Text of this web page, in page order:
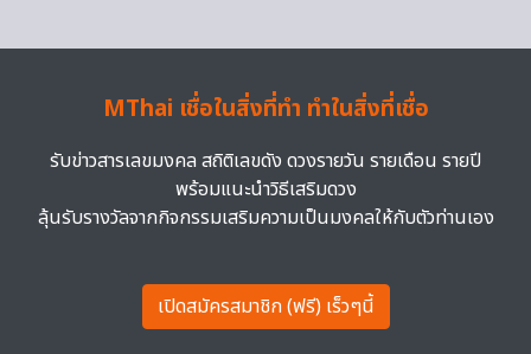
MThai เชื่อในสิ่งที่ทำ ทำในสิ่งที่เชื่อ
รับข่าวสารเลขมงคล สถิติเลขดัง ดวงรายวัน รายเดือน รายปี
พร้อมแนะนำวิธีเสริมดวง
ลุ้นรับรางวัลจากกิจกรรมเสริมความเป็นมงคลให้กับตัวท่านเอง
เปิดสมัครสมาชิก (ฟรี) เร็วๆนี้